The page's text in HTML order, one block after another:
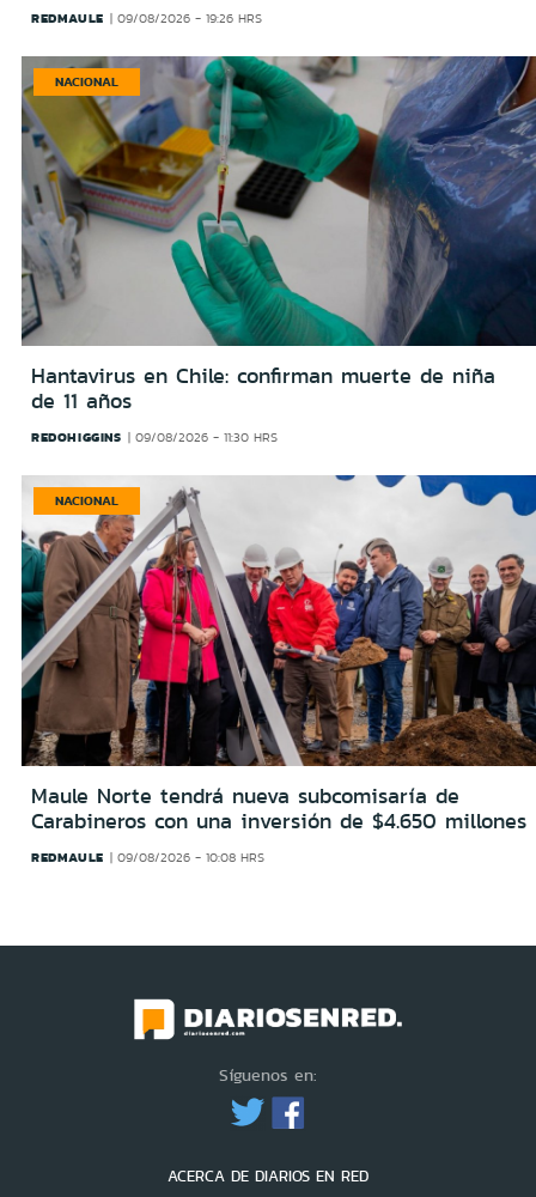
REDMAULE 09/08/2026 - 19:26 HRS
NACIONAL
Hantavirus en Chile: confirman muerte de niña
de 11 años
REDOHIGGINS 09/08/2026 - 11:30 HRS
NACIONAL
Maule Norte tendrá nueva subcomisaría de
Carabineros con una inversión de $4.650 millones
REDMAULE 09/08/2026 - 10:08 HRS
Síguenos en:
ACERCA DE DIARIOS EN RED